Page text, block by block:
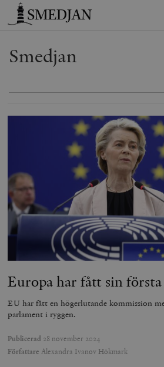
Timbro
Smedjan
Europa har fått sin
EU har fått en högerlutande kommission
parlament i ryggen.
Publicerad 28 november 2024
Författare Alexandra Ivanov Hökmark